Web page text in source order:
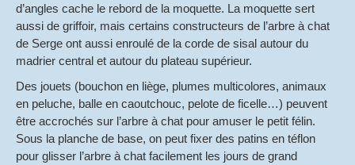
d’angles cache le rebord de la moquette. La moquette sert
aussi de griffoir, mais certains constructeurs de l’arbre à chat
de Serge ont aussi enroulé de la corde de sisal autour du
madrier central et autour du plateau supérieur.
Des jouets (bouchon en liège, plumes multicolores, animaux
en peluche, balle en caoutchouc, pelote de ficelle…) peuvent
être accrochés sur l’arbre à chat pour amuser le petit félin.
Sous la planche de base, on peut fixer des patins en téflon
pour glisser l’arbre à chat facilement les jours de grand